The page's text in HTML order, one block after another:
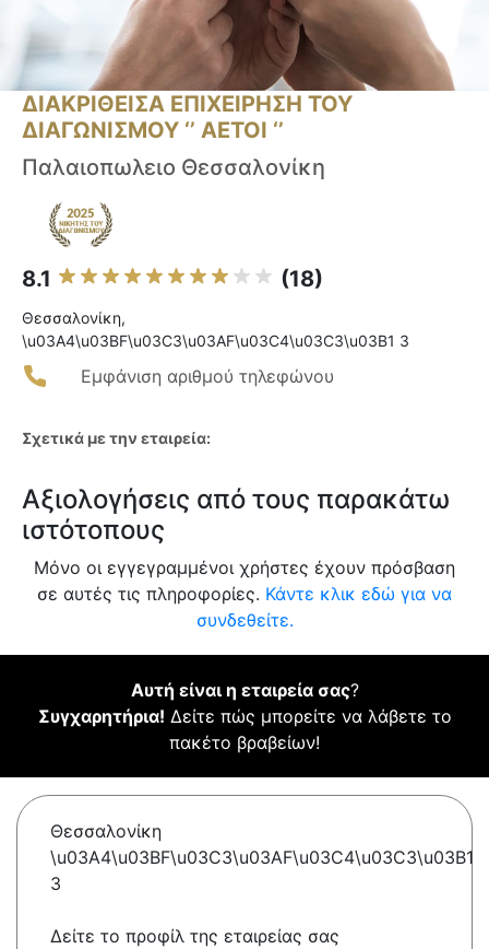
ΔΙΑΚΡΙΘΕΙΣΑ ΕΠΙΧΕΙΡΗΣΗ ΤΟΥ
ΔΙΑΓΩΝΙΣΜΟΥ ‘’ ΑΕΤΟΙ ‘’
Παλαιοπωλειο Θεσσαλονίκη
8.1 (18)
Θεσσαλονίκη,
\u03A4\u03BF\u03C3\u03AF\u03C4\u03C3\u03B1 3
Εμφάνιση αριθμού τηλεφώνου
Σχετικά με την εταιρεία:
Αξιολογήσεις από τους παρακάτω
ιστότοπους
Μόνο οι εγγεγραμμένοι χρήστες έχουν πρόσβαση
σε αυτές τις πληροφορίες. Κάντε κλικ εδώ για να
συνδεθείτε.
Αυτή είναι η εταιρεία σας?
Συγχαρητήρια! Δείτε πώς μπορείτε να λάβετε το
πακέτο βραβείων!
Θεσσαλονίκη
\u03A4\u03BF\u03C3\u03AF\u03C4\u03C3\u03B1
3
Δείτε το προφίλ της εταιρείας σας